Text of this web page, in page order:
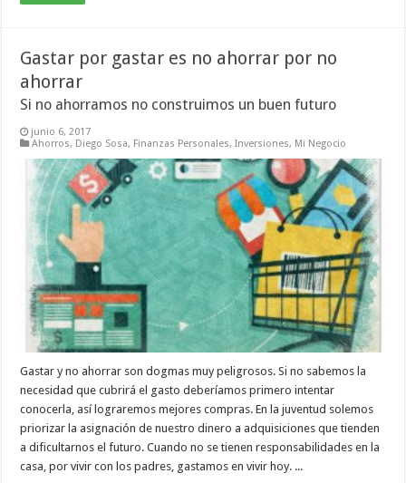
Gastar por gastar es no ahorrar por no
ahorrar
Si no ahorramos no construimos un buen futuro
junio 6, 2017
Ahorros, Diego Sosa, Finanzas Personales,Inversiones, Mi Negocio
Gastar y no ahorrar son dogmas muy peligrosos. Si no sabemos la
necesidad que cubrirá el gasto deberíamos primero intentar
conocerla, así lograremos mejores compras. En la juventud solemos
priorizar la asignación de nuestro dinero a adquisiciones que tienden
a dificultarnos el futuro. Cuando no se tienen responsabilidades en la
casa, por vivir con los padres, gastamos en vivir hoy. ...